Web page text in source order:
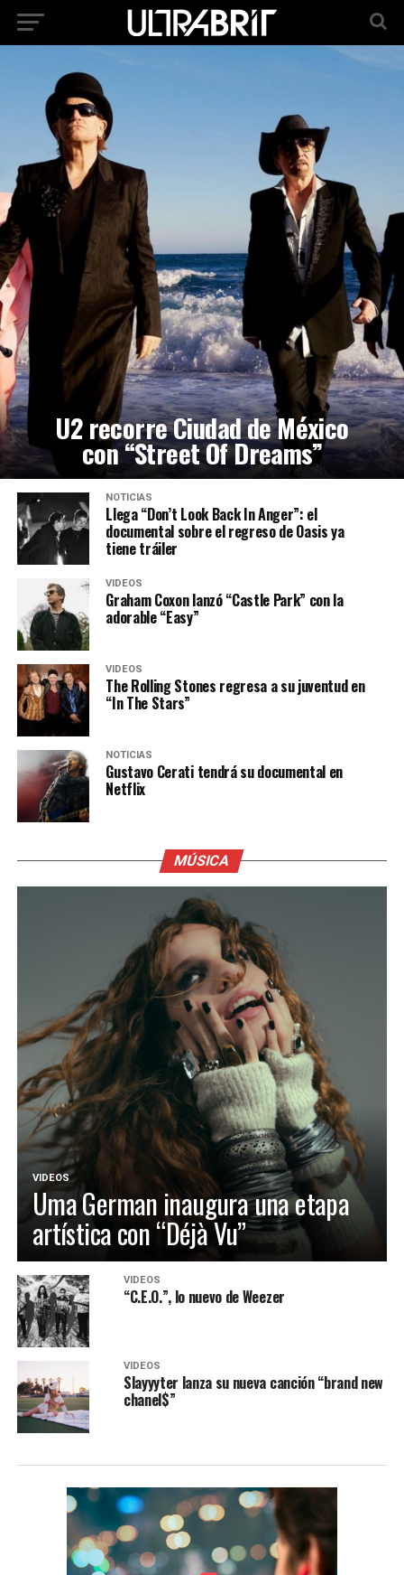
U2 recorre Ciudad de México
con “Street Of Dreams”
NOTICIAS
Llega “Don’t Look Back In Anger”: el
documental sobre el regreso de Oasis ya
tiene tráiler
VIDEOS
Graham Coxon lanzó “Castle Park” con la
adorable “Easy”
VIDEOS
The Rolling Stones regresa a su juventud en
“In The Stars”
NOTICIAS
Gustavo Cerati tendrá su documental en
Netflix
MÚSICA
VIDEOS
Uma German inaugura una etapa
artística con “Déjà Vu”
VIDEOS
“C.E.O.”, lo nuevo de Weezer
VIDEOS
Slayyyter lanza su nueva canción “brand new
chanel$”